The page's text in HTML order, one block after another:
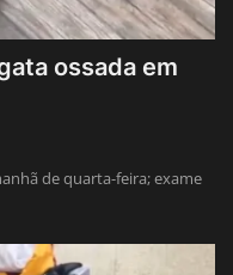
ossada em
de quarta-feira; exame